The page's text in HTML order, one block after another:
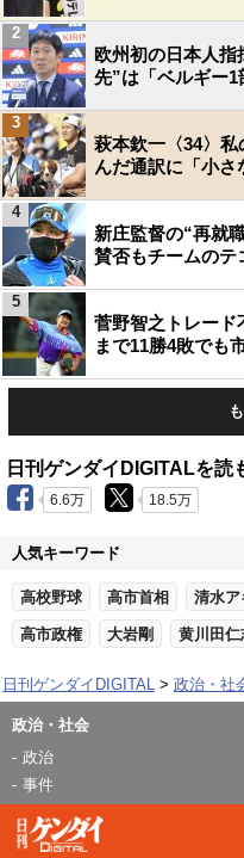
欧州初の日本人指
先”は「ベルギー
2
萩本欽一〈34〉
んだ通訳に「小さ
3
新庄監督の“再就
賛否もチームのテ
4
菅野智之トレー
まで11勝4敗でも
5
日刊ゲンダイDIGITALを読
6.6万 18.5万
人気キーワード
高校野球 高市首相 清水ア
高市政権 大岩剛 黄川田仁
日刊ゲンダイDIGITAL 政治・社
政治・社会
政治
事件